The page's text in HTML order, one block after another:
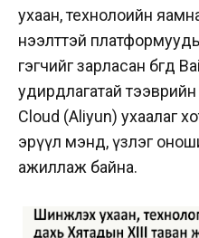
ухаан, технолоийн
нээлттэй
гэгчийг зарласан бөгөөд
удирдлагатай
Cloud (Aliyun) ухаалаг
эрүүл мэнд, үзлэг
ажиллаж байна.